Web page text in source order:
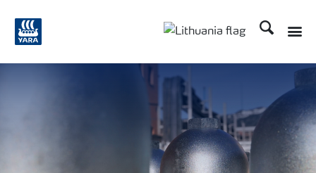
Ieškoti